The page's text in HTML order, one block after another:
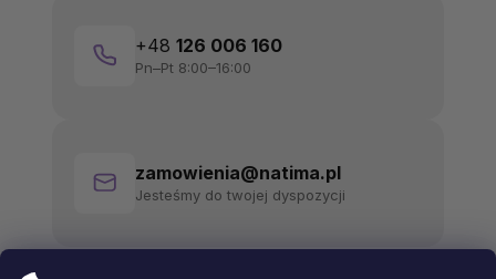
+48 126 006 160
Pn–Pt 8:00–16:00
zamowienia@natima.pl
Jesteśmy do twojej dyspozycji